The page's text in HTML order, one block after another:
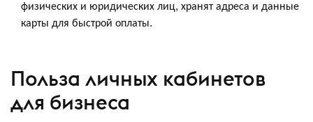
физических и юридических лиц, хранят адреса и данные
карты для быстрой оплаты.
Польза личных кабинетов
для бизнеса